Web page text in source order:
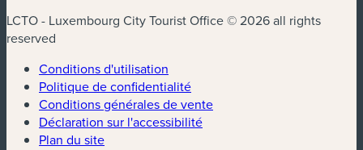
LCTO - Luxembourg City Tourist Office © 2026 all rights
reserved
Conditions d'utilisation
Politique de confidentialité
Conditions générales de vente
Déclaration sur l'accessibilité
Plan du site